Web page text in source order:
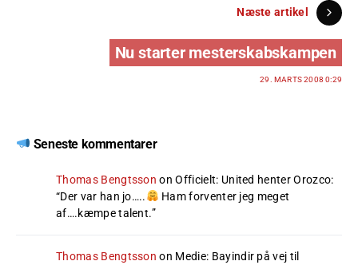
Næste artikel
Nu starter mesterskabskampen
29. MARTS 2008 0:29
Seneste kommentarer
Thomas Bengtsson onOfficielt: United henter Orozco:
“Der var han jo…..
Ham forventer jeg meget
af….kæmpe talent.”
Thomas Bengtsson on Medie: Bayindir på vej til